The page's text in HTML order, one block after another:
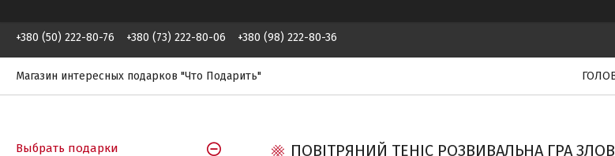
+380 (50) 222-80-76 +380 (73) 222-80-06 +380 (98) 222-80-36
Магазин интересных подарков "Что Подарить"
ПОВІТРЯНИЙ ТЕНІС РОЗВИВАЛЬНА ГРА
Выбрать подарки